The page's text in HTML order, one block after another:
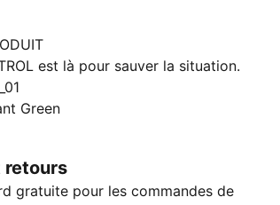
est là pour sauver la situation.
Patrol plongent dans PUMA
grondant dans la jungle menace
Grâce à leurs super pouvoirs
Ce petit sac à dos donne vie à la
détails et ses éléments
Green
retours
gratuite pour les commandes de